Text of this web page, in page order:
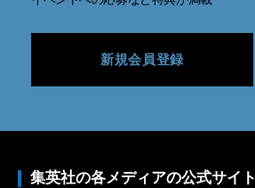
新規会員登録
集英社の各メディアの公式サイト